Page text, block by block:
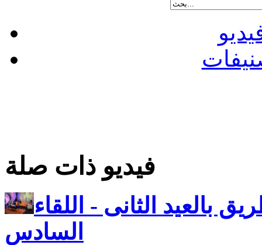
فيديو ذات صلة
بالعيد الثانى - اللقاء
السادس